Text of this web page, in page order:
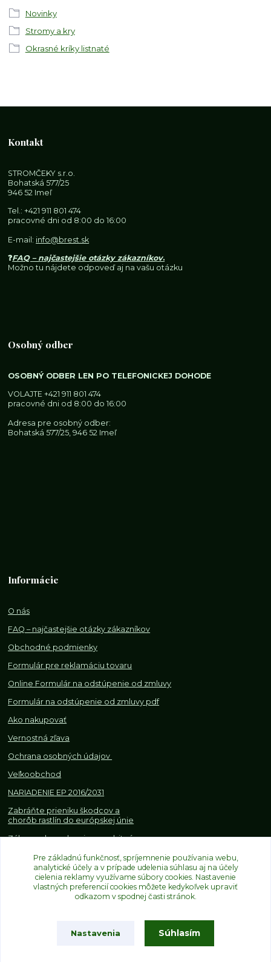
Novinky
Stromy a kry
Okrasné kríky listnaté
Kontakt
STROMČEKY s.r.o.
Bohatská 577/25
946 52 Imeľ
Tel.:+421 911 801 474
pracovné dni od 8:00 do 16:00
E-mail: info@brest.sk
❓FAQ – najčastejšie otázky zákazníkov.
Možno tu nájdete odpoveď aj na vašu otázku
Osobný odber
OSOBNÝ ODBER LEN PO TELEFONICKEJ DOHODE
VOLAJTE+421 911 801 474
pracovné dni od 8:00 do 16:00
Adresa pre osobný odber:
Bohatská 577/25, 946 52 Imeľ
Informácie
O nás
FAQ – najčastejšie otázky zákazníkov
Obchodné podmienky
Formulár pre reklamáciu tovaru
Online Formulár na odstúpenie od zmluvy
Formulár na odstúpenie od zmluvy pdf
Ako nakupovať
Vernostná zľava
Ochrana osobných údajov
Veľkoobchod
NARIADENIE EP 2016/2031
Zabráňte prieniku škodcov a
chorôb rastlín do európskej únie
Zákazy, obmedzenia a osobitné
obchodovaní s rastlinami
Upravit sběr cookies.
Pre základnú funkčnosť, spríjemnenie používania webu,
analytické účely a v prípade udelenia súhlasu aj na účely
cielenia reklamy využívame súbory cookies. Nastavenie
vlastných preferencií cookies môžete kedykoľvek upraviť
odkazom v spodnej časti stránok.
Nastavenia Súhlasím